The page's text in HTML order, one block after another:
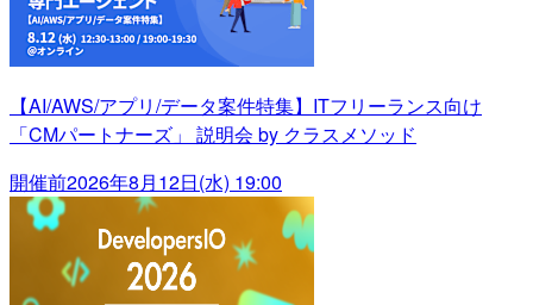
【AI/AWS/アプリ/データ案件特集】ITフリーランス向け
「CMパートナーズ」 説明会 by クラスメソッド
開催前2026年8月12日(水) 19:00